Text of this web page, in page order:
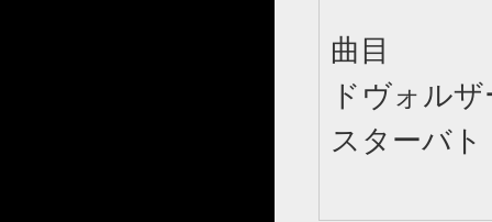
曲目
ドヴォル
スターバ